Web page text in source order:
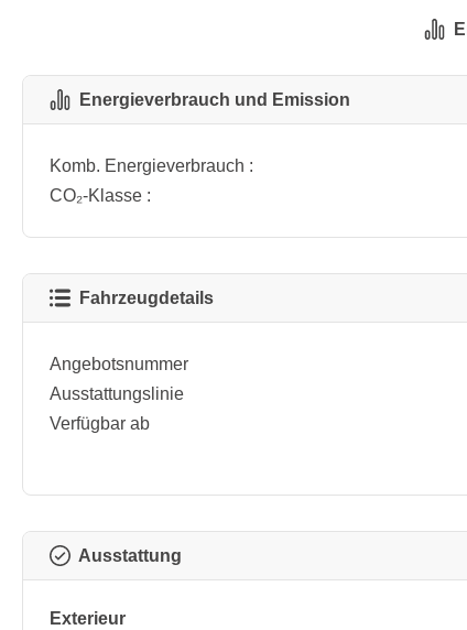
Energieverbrauch und Emission
Komb. Energieverbrauch :
CO₂-Klasse :
Fahrzeugdetails
Angebotsnummer
Ausstattungslinie
Verfügbar ab
Ausstattung
Exterieur